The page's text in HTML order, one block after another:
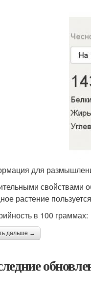
для
свойствами
растение
в 100 граммах:
дальше →